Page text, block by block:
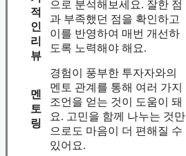
적
인
리
뷰
으로 분석해보세요. 잘한 점
과 부족했던 점을 확인하고
이를 반영하여 매번 개선하
도록 노력해야 해요.
멘
토
링
경험이 풍부한 투자자와의
멘토 관계를 통해 여러 가지
조언을 얻는 것이 도움이 돼
요. 고민을 함께 나누는 것만
으로도 마음이 더 편해질 수
있어요.